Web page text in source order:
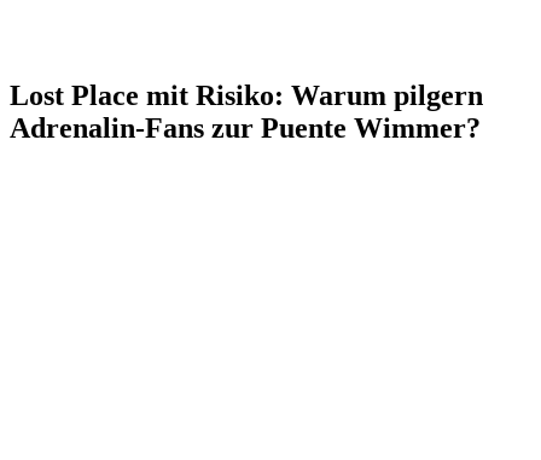
Lost Place mit Risiko: Warum pilgern
Adrenalin-Fans zur Puente Wimmer?